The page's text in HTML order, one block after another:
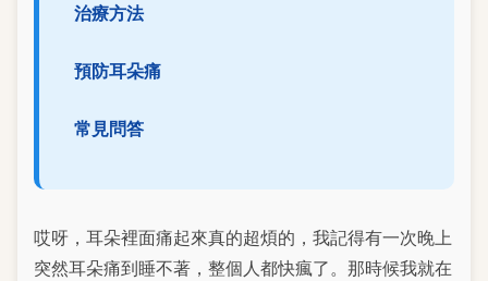
治療方法
預防耳朵痛
常見問答
哎呀，耳朵裡面痛起來真的超煩的，我記得有一次晚上
突然耳朵痛到睡不著，整個人都快瘋了。那時候我就在